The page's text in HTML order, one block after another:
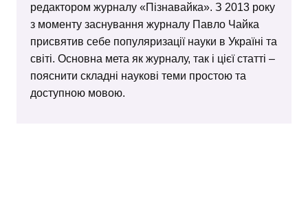
редактором журналу «Пізнавайка». З 2013 року
з моменту заснування журналу Павло Чайка
присвятив себе популяризації науки в Україні та
світі. Основна мета як журналу, так і цієї статті –
пояснити складні наукові теми простою та
доступною мовою.